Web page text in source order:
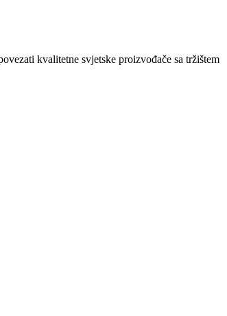
kvalitetne svjetske proizvođače sa tržištem